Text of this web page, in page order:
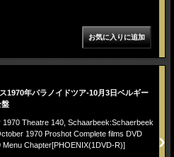
1970年パラノイドツア-10月3日ベルギー
盤
1970 Theatre 140, Schaarbeek:Schaerbeek
1970 Proshot Complete films DVD
Menu Chapter[PHOENIX(1DVD-R)]